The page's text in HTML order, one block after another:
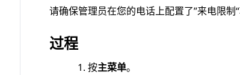
请确保管理员在您的电话上配置了”来电限制“
过程
按主菜单。